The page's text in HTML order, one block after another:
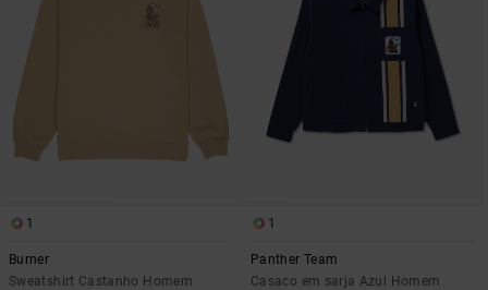
1
Burner
Sweatshirt Castanho Homem
1
Panther Team
Casaco em sarja Azul Homem